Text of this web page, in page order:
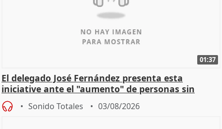
01:37
El delegado José Fernández presenta esta
iniciative ante el "aumento" de personas sin
hogar en Madri
Sonido Totales 03/08/2026